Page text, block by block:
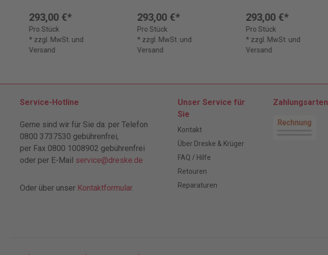
293,00 €*
Pro Stück
* zzgl. MwSt. und
Versand
293,00 €*
Pro Stück
* zzgl. MwSt. und
Versand
293,00 €*
Pro Stück
* zzgl. MwSt. und
Versand
Service-Hotline
Gerne sind wir für Sie da: per Telefon
0800 3737530 gebührenfrei,
per Fax 0800 1008902 gebührenfrei
oder per E-Mail service@dreske.de
Oder über unser Kontaktformular.
Unser Service für
Sie
Kontakt
Über Dreske & Krüger
FAQ / Hilfe
Retouren
Reparaturen
Zahlungsarten